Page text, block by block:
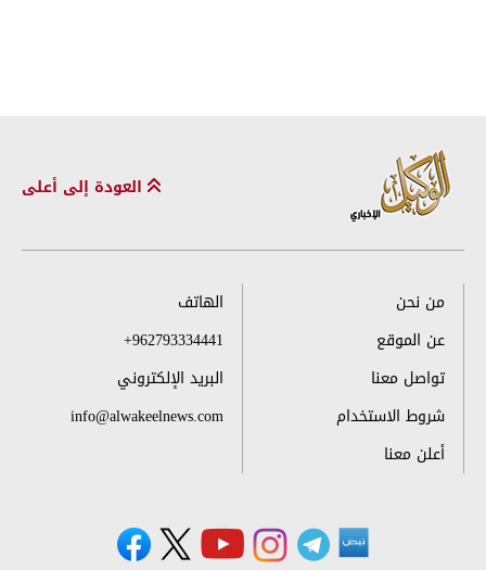
العودة إلى أعلى
من نحن
عن الموقع
تواصل معنا
شروط الاستخدام
أعلن معنا
الهاتف
+962793334441
البريد الإلكتروني
info@alwakeelnews.com